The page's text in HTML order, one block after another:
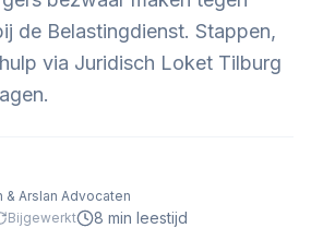
Gratis Advies
de Belastingdienst. Stappen,
via Juridisch Loket Tilburg
Arslan Advocaten
Bijgewerkt 8 min leestijd